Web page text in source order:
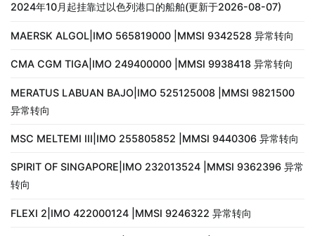
2024年10月起挂靠过以色列港口的船舶(更新于2026-08-07)
MAERSK ALGOL|IMO 565819000 |MMSI 9342528 异常转向
CMA CGM TIGA|IMO 249400000 |MMSI 9938418 异常转向
MERATUS LABUAN BAJO|IMO 525125008 |MMSI 9821500
异常转向
MSC MELTEMI III|IMO 255805852 |MMSI 9440306 异常转向
SPIRIT OF SINGAPORE|IMO 232013524 |MMSI 9362396 异常
转向
FLEXI 2|IMO 422000124 |MMSI 9246322 异常转向